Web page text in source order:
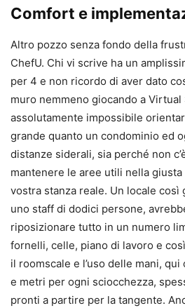
Comfort e
Altro pozzo senza fondo della
ChefU. Chi vi scrive ha un
per 4 e non ricordo di aver dato
muro nemmeno giocando a
assolutamente impossibile
grande quanto un condominio ed
distanze siderali, sia perché non
mantenere le aree utili nella
vostra stanza reale. Un locale così
uno staff di dodici persone,
riposizionare tutto in un numero
fornelli, celle, piano di lavoro e
il roomscale e l’uso delle mani,
e metri per ogni sciocchezza,
pronti a partire per la tangente.